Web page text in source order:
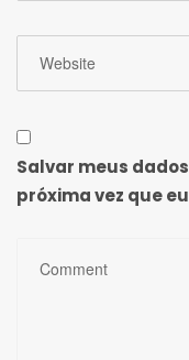
Salvar meus
próxima vez que